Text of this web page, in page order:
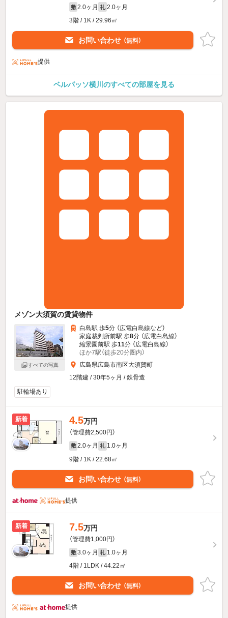
敷 2.0ヶ月 礼 2.0ヶ月
3階 / 1K / 29.96㎡
お問い合わせ （無料）
提供
ベルパッソ横川のすべての部屋を見る
メゾン大須賀の賃貸物件
すべての写真
白島駅 歩5分 （広電白島線など）
家庭裁判所前駅 歩8分 （広電白島線）
縮景園前駅 歩11分 （広電白島線）
ほか7駅（徒歩20分圏内）
広島県広島市南区大須賀町
12階建 / 30年5ヶ月 / 鉄骨造
駐輪場あり
新着 4.5万円
（管理費2,500円）
敷 2.0ヶ月 礼 1.0ヶ月
9階 / 1K / 22.68㎡
お問い合わせ （無料）
提供
新着 7.5万円
（管理費1,000円）
敷 3.0ヶ月 礼 1.0ヶ月
4階 / 1LDK / 44.22㎡
お問い合わせ （無料）
提供